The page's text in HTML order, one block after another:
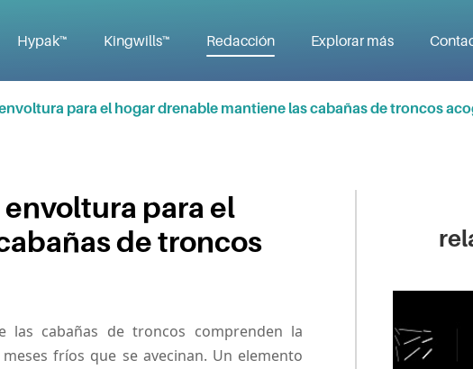
Hypak™ Kingwills™ Redacción Explorar más
para el hogar drenable mantiene las cabañas de troncos
para el
de troncos
las cabañas de troncos comprenden la
fríos que se avecinan. Un elemento